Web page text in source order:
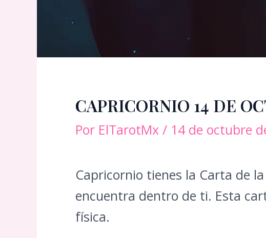
CAPRICORNIO 14 DE
Por ElTarotMx / 14 de octubre
Capricornio tienes la Carta de
encuentra dentro de ti. Esta
física.